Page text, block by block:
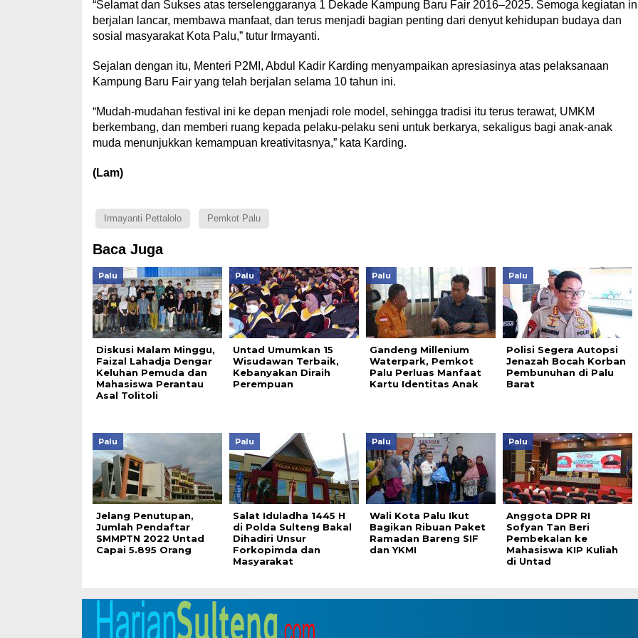
“Selamat dan Sukses atas terselenggaranya 1 Dekade Kampung Baru Fair 2016–2025. Semoga kegiatan
berjalan lancar, membawa manfaat, dan terus menjadi bagian penting dari denyut kehidupan budaya dan
sosial masyarakat Kota Palu,” tutur Irmayanti.
Sejalan dengan itu, Menteri P2MI, Abdul Kadir Karding menyampaikan apresiasinya atas pelaksanaan
Kampung Baru Fair yang telah berjalan selama 10 tahun ini.
“Mudah-mudahan festival ini ke depan menjadi role model, sehingga tradisi itu terus terawat, UMKM
berkembang, dan memberi ruang kepada pelaku-pelaku seni untuk berkarya, sekaligus bagi anak-anak
muda menunjukkan kemampuan kreativitasnya,” kata Karding.
(Lam)
Irmayanti Pettalolo Pemkot Palu
Baca Juga
Palu
Diskusi Malam Minggu,
Faizal Lahadja Dengar
Keluhan Pemuda dan
Mahasiswa Perantau
Asal Tolitoli
Palu
Untad Umumkan 15
Wisudawan Terbaik,
Kebanyakan Diraih
Perempuan
Palu
Gandeng Millenium
Waterpark, Pemkot
Palu Perluas Manfaat
Kartu Identitas Anak
Palu
Polisi Segera Autopsi
Jenazah Bocah Korban
Pembunuhan di Palu
Barat
Palu
Jelang Penutupan,
Jumlah Pendaftar
SMMPTN 2022 Untad
Capai 5.895 Orang
Palu
Salat Iduladha 1445 H
di Polda Sulteng Bakal
Dihadiri Unsur
Forkopimda dan
Masyarakat
Palu
Wali Kota Palu Ikut
Bagikan Ribuan Paket
Ramadan Bareng SIF
dan YKMI
Palu
Anggota DPR RI
Sofyan Tan Beri
Pembekalan ke
Mahasiswa KIP Kuliah
di Untad